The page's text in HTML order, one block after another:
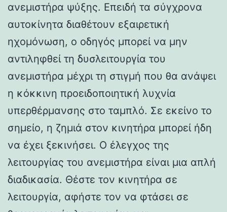
ανεμιστήρα ψύξης. Επειδή τα σύγχρονα
αυτοκίνητα διαθέτουν εξαιρετική
ηχομόνωση, ο οδηγός μπορεί να μην
αντιληφθεί τη δυσλειτουργία του
ανεμιστήρα μέχρι τη στιγμή που θα ανάψει
η κόκκινη προειδοποιητική λυχνία
υπερθέρμανσης στο ταμπλό. Σε εκείνο το
σημείο, η ζημιά στον κινητήρα μπορεί ήδη
να έχει ξεκινήσει. Ο έλεγχος της
λειτουργίας του ανεμιστήρα είναι μια απλή
διαδικασία. Θέστε τον κινητήρα σε
λειτουργία, αφήστε τον να φτάσει σε